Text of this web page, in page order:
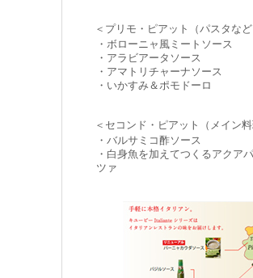
＜プリモ・ピアット（パスタな
・ボローニャ風ミートソース
・アラビアータソース
・アマトリチャーナソース
・いかすみ＆ポモドーロ
＜セコンド・ピアット（メイン
・バルサミコ酢ソース
・白身魚を加えてつくるアクア
ツァ